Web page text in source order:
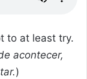
to at least try.
acontecer,
)